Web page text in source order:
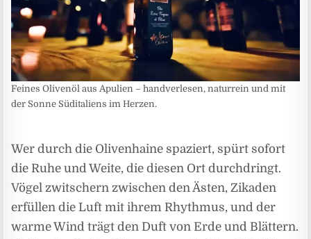
Feines Olivenöl aus Apulien – handverlesen, naturrein und mit
der Sonne Süditaliens im Herzen.
Wer durch die Olivenhaine spaziert, spürt sofort
die Ruhe und Weite, die diesen Ort durchdringt.
Vögel zwitschern zwischen den Ästen, Zikaden
erfüllen die Luft mit ihrem Rhythmus, und der
warme Wind trägt den Duft von Erde und Blättern.